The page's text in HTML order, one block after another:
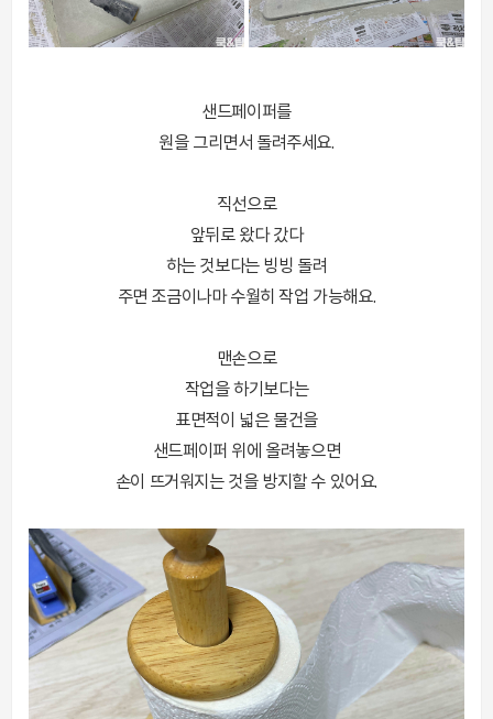
샌드페이퍼를
원을 그리면서 돌려주세요.
직선으로
앞뒤로 왔다 갔다
하는 것보다는 빙빙 돌려
주면 조금이나마 수월히 작업 가능해요.
맨손으로
작업을 하기보다는
표면적이 넓은 물건을
샌드페이퍼 위에 올려놓으면
손이 뜨거워지는 것을 방지할 수 있어요.